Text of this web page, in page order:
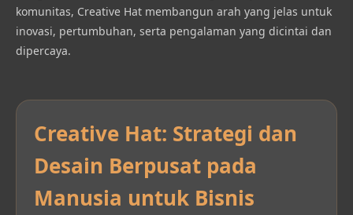
komunitas, Creative Hat membangun arah yang jelas untuk
inovasi, pertumbuhan, serta pengalaman yang dicintai dan
dipercaya.
Creative Hat: Strategi dan
Desain Berpusat pada
Manusia untuk Bisnis